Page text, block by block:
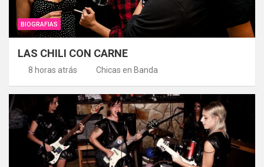
BIOGRAFIAS
LAS CHILI CON CARNE
8 horas atrás Chicas en Banda